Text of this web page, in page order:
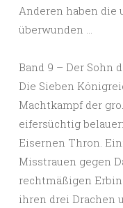
Anderen haben die
überwunden …
Band 9 – Der Sohn
Die Sieben
Machtkampf der
eifersüchtig
Eisernen Thron.
Misstrauen gegen
rechtmäßigen
ihren drei Drachen